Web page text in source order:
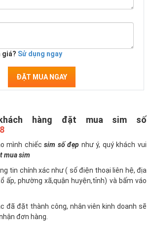
giá? Sử dụng ngay
ĐẶT MUA NGAY
hàng đặt mua sim số
mình chiếcsim số đẹp như ý, quý khách vui
mua sim
tin chính xác như ( số điện thoại liên hệ, địa
ấp, phường xã,quận huyện,tỉnh) và bấm váo
đã đặt thành công, nhân viên kinh doanh sẽ
đơn hàng.